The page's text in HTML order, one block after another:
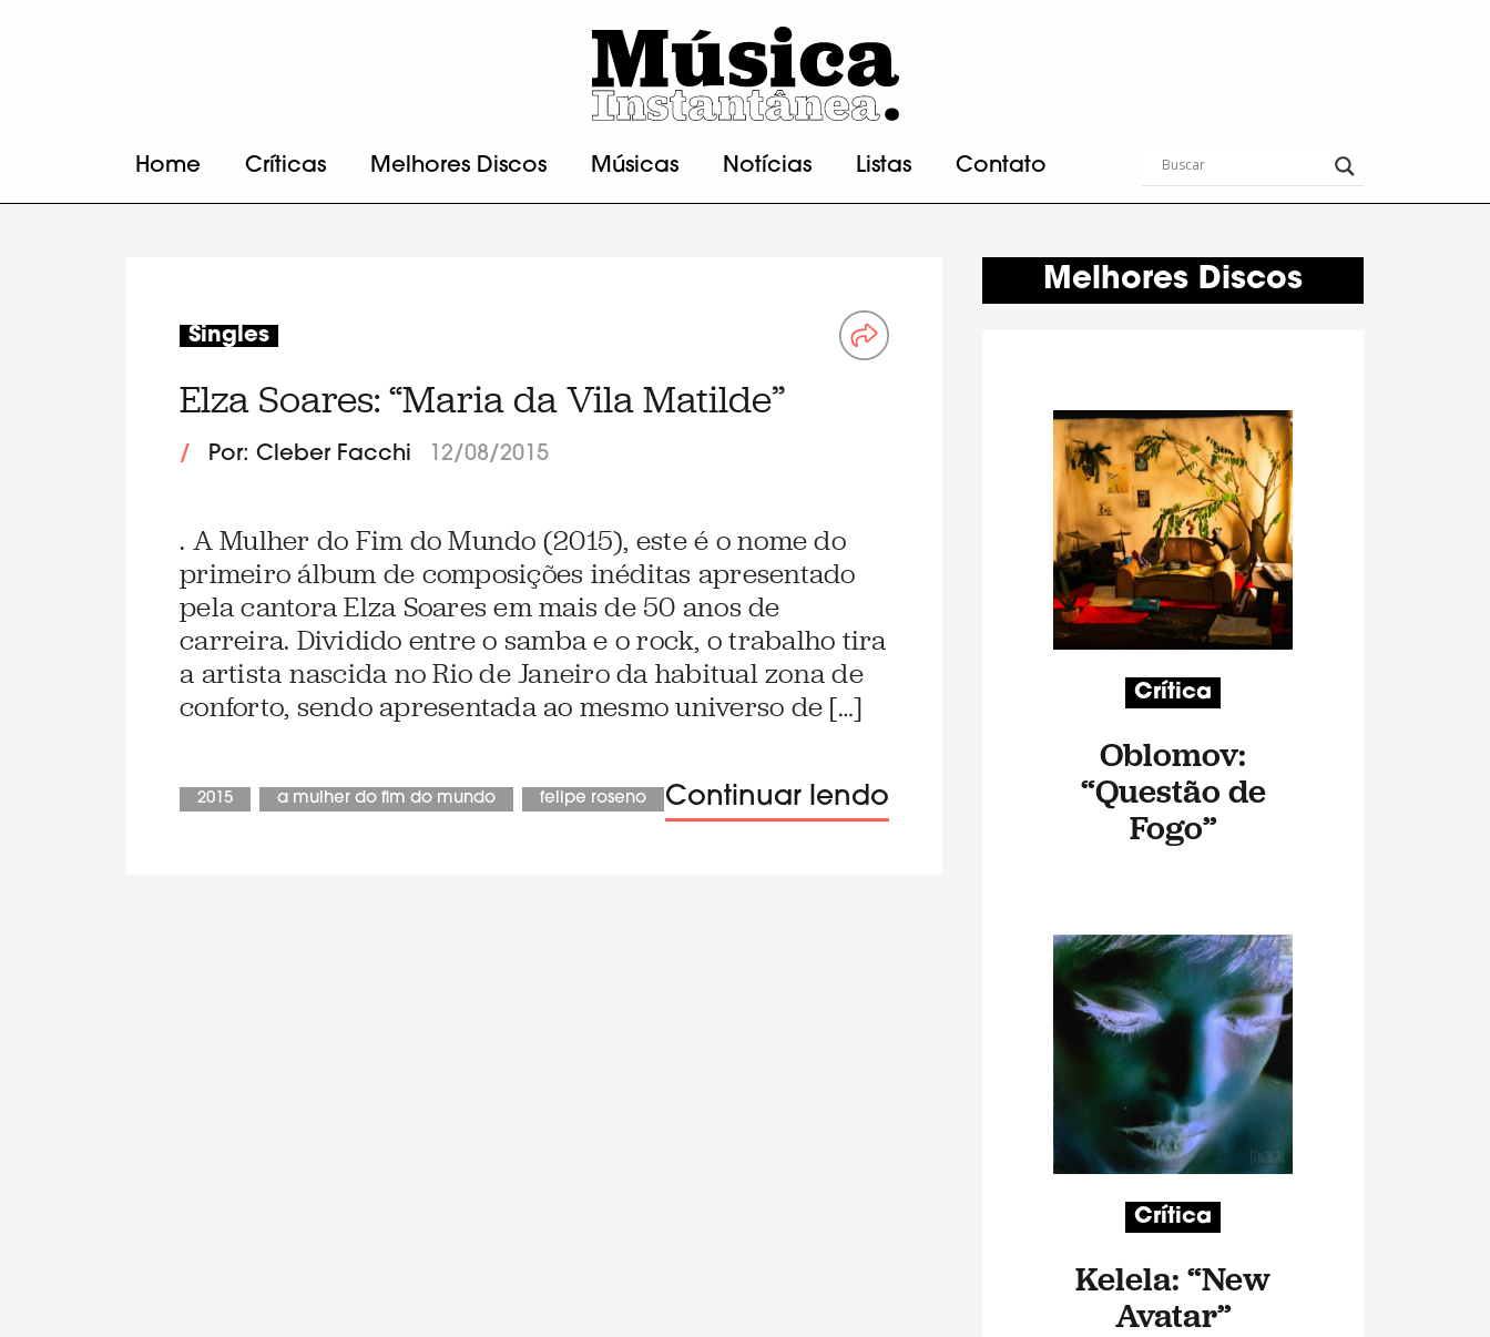
Home Críticas Melhores Discos Músicas Notícias Listas Contato
Singles
Elza Soares: “Maria da Vila Matilde”
/ Por: Cleber Facchi 12/08/2015
. A Mulher do Fim do Mundo (2015), este é o nome do
primeiro álbum de composições inéditas apresentado
pela cantora Elza Soares em mais de 50 anos de
carreira. Dividido entre o samba e o rock, o trabalho tira
a artista nascida no Rio de Janeiro da habitual zona de
conforto, sendo apresentada ao mesmo universo de […]
2015 a mulher do fim do mundo felipe roseno Continuar lendo
Melhores Discos
Crítica
Oblomov:
“Questão de
Fogo”
Crítica
Kelela: “New
Avatar”